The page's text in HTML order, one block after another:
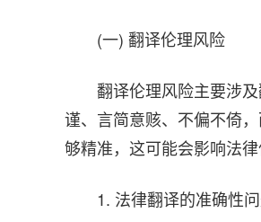
(一) 翻译伦理风险
翻译伦理风险主要涉
谨、言简意赅、不偏不倚
够精准，这可能会影响法
1. 法律翻译的准确性